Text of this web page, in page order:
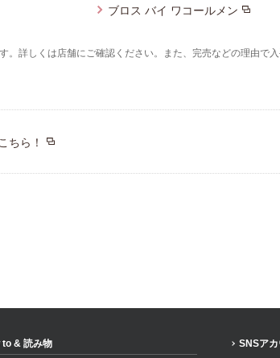
ブロス バイ ワコールメン
詳しくは店舗にご確認ください。また、完売などの理由で入
ちら！
to & 読み物
SNSア